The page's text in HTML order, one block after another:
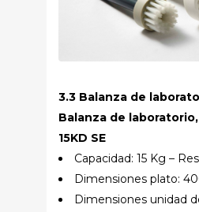
3.3 Balanza de
Balanza de
15KD SE
Capacidad: 15 Kg –
Dimensiones plato:
Dimensiones unidad